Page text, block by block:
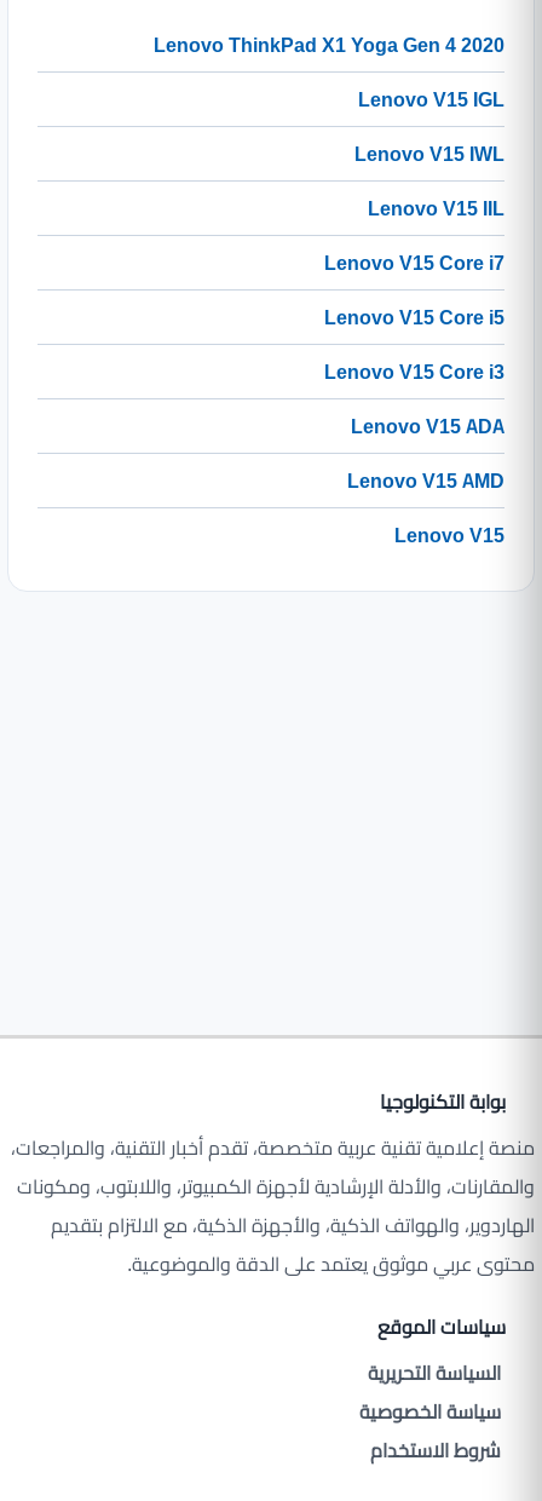
Lenovo ThinkPad X1 Yoga Gen 4 2020
Lenovo V15 IGL
Lenovo V15 IWL
Lenovo V15 IIL
Lenovo V15 Core i7
Lenovo V15 Core i5
Lenovo V15 Core i3
Lenovo V15 ADA
Lenovo V15 AMD
Lenovo V15
بوابة التكنولوجيا
منصة إعلامية تقنية عربية متخصصة، تقدم أخبار التقنية، والمراجعات،
والمقارنات، والأدلة الإرشادية لأجهزة الكمبيوتر، واللابتوب، ومكونات
الهاردوير، والهواتف الذكية، والأجهزة الذكية، مع الالتزام بتقديم
محتوى عربي موثوق يعتمد على الدقة والموضوعية.
سياسات الموقع
السياسة التحريرية
سياسة الخصوصية
شروط الاستخدام